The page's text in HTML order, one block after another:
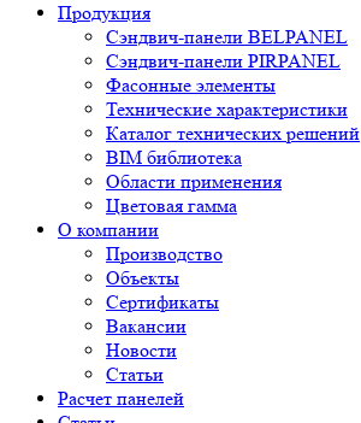
Продукция
Сэндвич-панели BELPANEL
Сэндвич-панели PIRPANEL
Фасонные элементы
Технические характеристики
Каталог технических решений
BIM библиотека
Области применения
Цветовая гамма
О компании
Производство
Объекты
Сертификаты
Вакансии
Новости
Статьи
Расчет панелей